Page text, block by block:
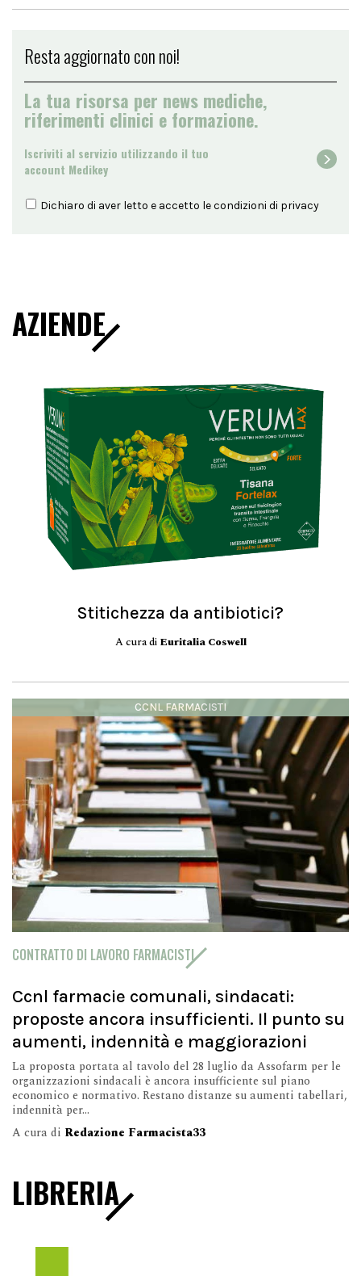
Resta aggiornato con noi!
La tua risorsa per news mediche,
riferimenti clinici e formazione.
Iscriviti al servizio utilizzando il tuo
account Medikey
Dichiaro di aver letto e accetto le condizioni di privacy
AZIENDE
Stitichezza da antibiotici?
A cura di Euritalia Coswell
CCNL FARMACISTI
CONTRATTO DI LAVORO FARMACISTI
Ccnl farmacie comunali, sindacati:
proposte ancora insufficienti. Il punto su
aumenti, indennità e maggiorazioni
La proposta portata al tavolo del 28 luglio da Assofarm per le
organizzazioni sindacali è ancora insufficiente sul piano
economico e normativo. Restano distanze su aumenti tabellari,
indennità per...
A cura di Redazione Farmacista33
LIBRERIA